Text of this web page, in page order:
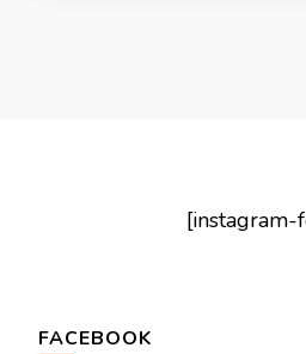
[instagram-
FACEBOOK